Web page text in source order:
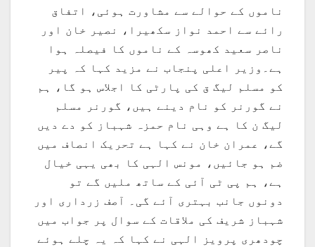
ناموں کے حوالے سے مشاورت ہوئی، اتفاق
رائے سے احمد نواز سکھیرا، نصیر خان اور
ناصر سعید کھوسہ کے ناموں کا فیصلہ ہوا
ہے۔وزیر اعلی پنجاب نے مزید کہا کہ پیر
کو مسلم لیگ ق کی پارٹی کا اجلاس ہو گا، ہم
نے گورنر کو نام دینے ہیں، گورنر مسلم
لیگ ن کا ہے وہی نام حمزہ شہباز کو دے دیں
گے، عمران خان نے کہا ہے تحریک انصاف میں
ضم ہو جائیں، مونس الہی کا بھی یہی خیال
ہے، ہم پی ٹی آئی کے ساتھ ملیں گے تو
دونوں جانب بہتری آئے گی۔ آصف زرداری اور
شہباز شریف کی ملاقات کے سوال پر جواب میں
چودھری پرویز الہی نے کہا کہ یہ چلے ہوئے